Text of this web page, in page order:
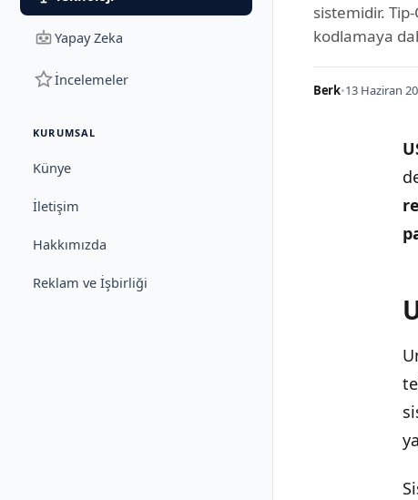
Yapay Zeka
İncelemeler
KURUMSAL
Künye
İletişim
Hakkımızda
Reklam ve İşbirliği
sistemidir.
kodlamaya
Berk•13 Haziran